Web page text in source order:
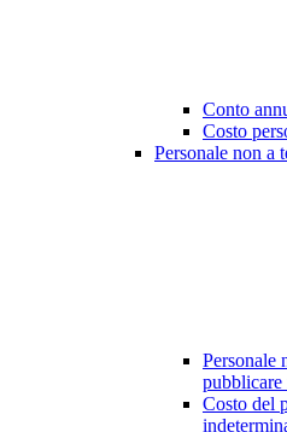
Conto
Costo
Personale non a
Personale
Costo del